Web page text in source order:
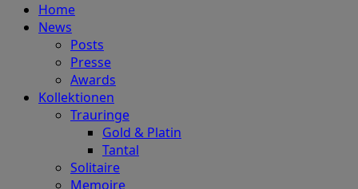
Home
News
Posts
Presse
Awards
Kollektionen
Trauringe
Gold & Platin
Tantal
Solitaire
Memoire